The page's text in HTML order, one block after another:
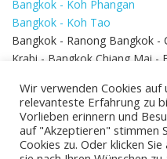
Bangkok - Koh Phangan
Bangkok - Koh Tao
Bangkok - Ranong Bangkok
Krabi - Bangkok Chiang Mai -
Bangkok - Hua Hin
Wir verwenden Cookies
relevanteste Erfahrung zu
Vorlieben erinnern und
auf "Akzeptieren" stimmen
Cookies zu. Oder klicken